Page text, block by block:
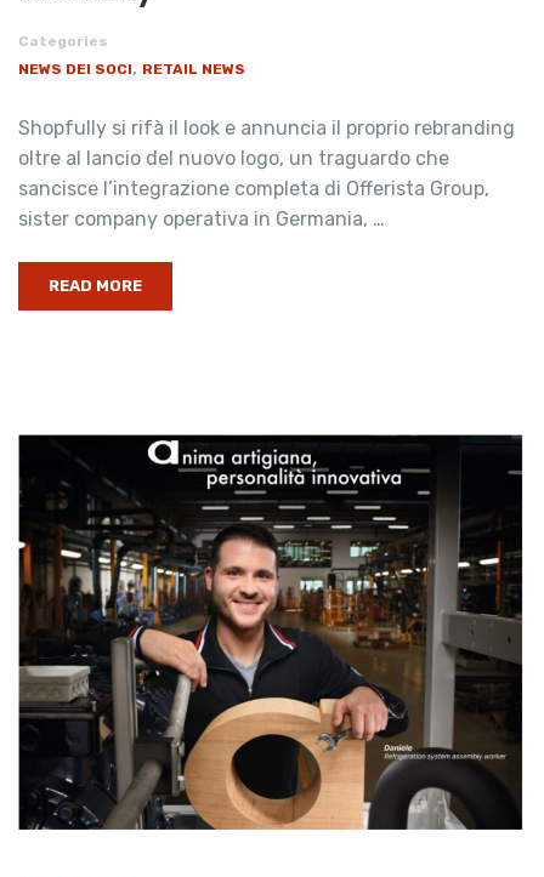
Categories
NEWS DEI SOCI, RETAIL NEWS
Shopfully si rifà il look e annuncia il proprio rebranding
oltre al lancio del nuovo logo, un traguardo che
sancisce l’integrazione completa di Offerista Group,
sister company operativa in Germania, …
READ MORE